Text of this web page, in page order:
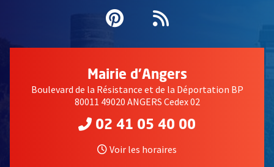
Pinterest
, Ouvre une
Flux RSS
Mairie d'Angers
Boulevard de la Résistance et de la Déportation BP
80011 49020 ANGERS Cedex 02
02 41 05 40 00
Voir les horaires